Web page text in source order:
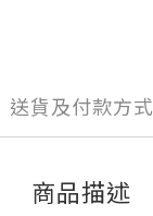
送貨及付款方式
商品描述